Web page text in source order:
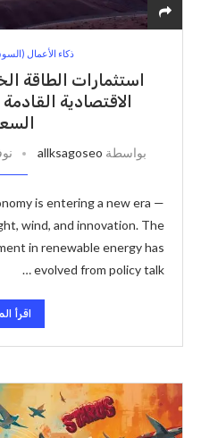
ذكاء الأعمال (السوق
الاقتصادية
بواسطة allksagoseo
is entering a new era —
wind, and innovation. The
in renewable energy has
evolved from policy talk …
اقرأ